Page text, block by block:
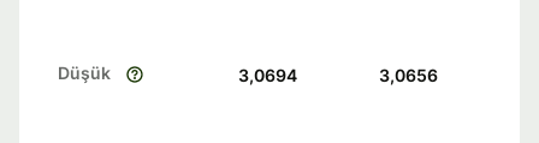
Düşük 3,0694 3,0656